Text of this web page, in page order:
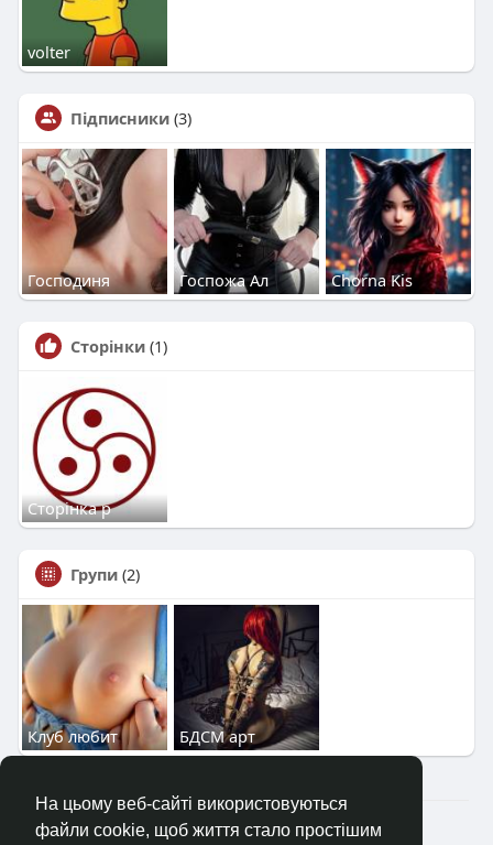
На цьому веб-сайті використовуються
файли cookie, щоб життя стало простішим
volter
Підписники (3)
Господиня Госпожа Ал Chorna Kis
Сторінки (1)
Сторінка р
Групи (2)
Клуб любит БДСМ арт
2023—2026 © Клуб «Насолода»